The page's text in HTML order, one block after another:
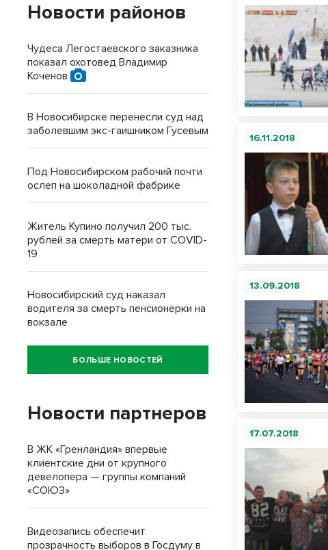
16.11.2018
13.09.2018
17.07.2018
Новости районов
Чудеса Легостаевского заказника
показал охотовед Владимир
Коченов
В Новосибирске перенесли суд над
заболевшим экс-гаишником Гусевым
Под Новосибирском рабочий почти
ослеп на шоколадной фабрике
Житель Купино получил 200 тыс.
рублей за смерть матери от COVID-
19
Новосибирский суд наказал
водителя за смерть пенсионерки на
вокзале
БОЛЬШЕ НОВОСТЕЙ
Новости партнеров
В ЖК «Гренландия» впервые
клиентские дни от крупного
девелопера — группы компаний
«СОЮЗ»
Видеозапись обеспечит
прозрачность выборов в Госдуму в